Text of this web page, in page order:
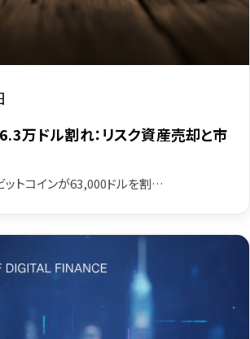
万ドル割れ：リスク資産売却と市
ットコインが63,000ドルを割…